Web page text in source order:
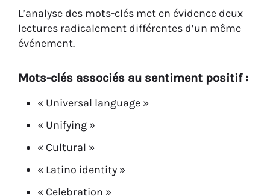
L’analyse des mots-clés met en évidence deux
lectures radicalement différentes d’un même
événement.
Mots-clés associés au sentiment positif :
« Universal language »
« Unifying »
« Cultural »
« Latino identity »
« Celebration »